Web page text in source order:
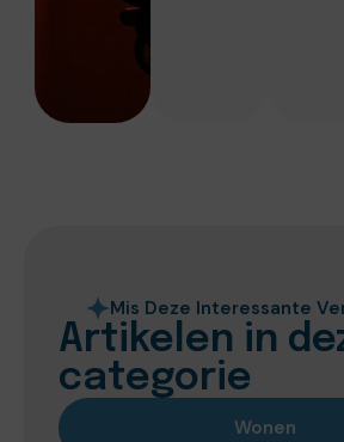
Mis Deze Interessante
Artikelen in
categorie
Wonen